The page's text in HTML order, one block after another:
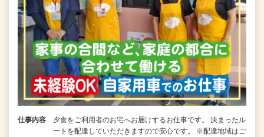
仕事内容
夕食をご利用者のお宅へお届けするお仕事です。 決まったル
ートを配達していただきますので安心です。 ※配達地域はご